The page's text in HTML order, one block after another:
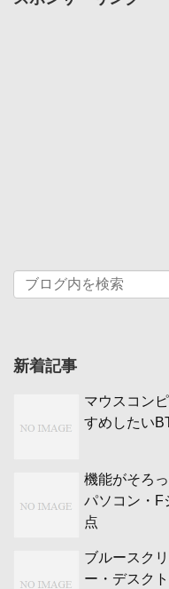
新着記事
マウスコン
すめしたい
機能がそろ
パソコン・F
点
ブルースク
ー・デスク